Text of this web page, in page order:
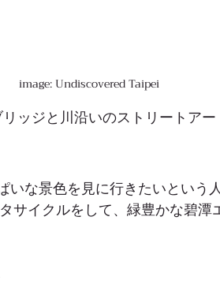
image: Undiscovered Taipei
ッジと川沿いのストリートア
な景色を見に行きたいという
サイクルをして、緑豊かな碧潭